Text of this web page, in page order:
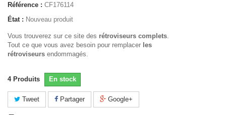
Référence : CF176114
État : Nouveau produit
Vous trouverez sur ce site des rétroviseurs complets.
Tout ce que vous avez besoin pour remplacer les
rétroviseurs endommagés.
4 Produits En stock
Tweet Partager Google+